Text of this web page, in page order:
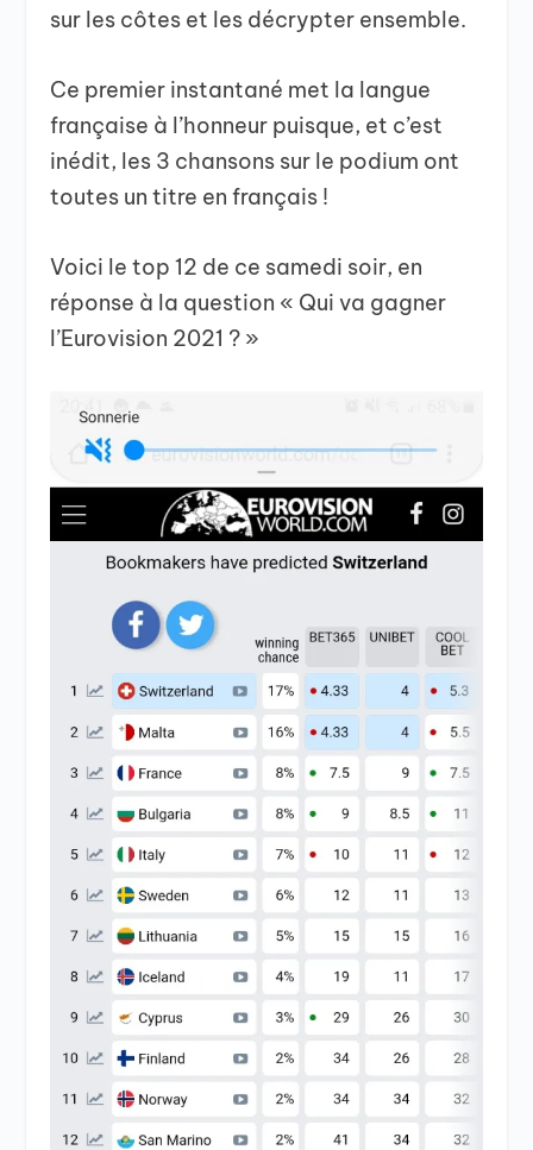
sur les côtes et les décrypter ensemble.
Ce premier instantané met la langue
française à l’honneur puisque, et c’est
inédit, les 3 chansons sur le podium ont
toutes un titre en français !
Voici le top 12 de ce samedi soir, en
réponse à la question « Qui va gagner
l’Eurovision 2021 ? »